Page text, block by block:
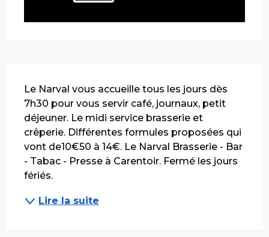
Le Narval vous accueille tous les jours dès
7h30 pour vous servir café, journaux, petit
déjeuner. Le midi service brasserie et
crêperie. Différentes formules proposées qui
vont de10€50 à 14€. Le Narval Brasserie - Bar
- Tabac - Presse à Carentoir. Fermé les jours
fériés.
Lire la suite